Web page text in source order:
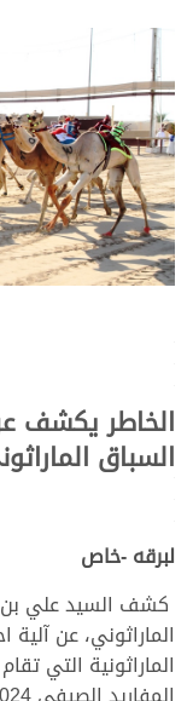
الخاطر يكشف
السباق
لبرقه -خاص
كشف السيد علي بن
الماراثوني، عن
الماراثونية التي